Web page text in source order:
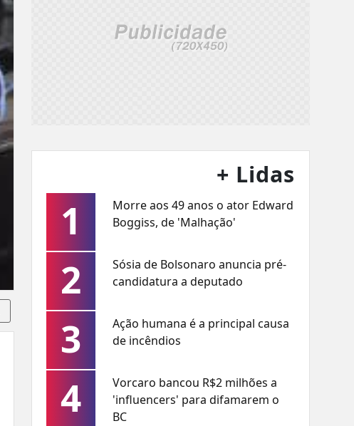
+ Lidas
1
Morre aos 49 anos o ator Edward
Boggiss, de 'Malhação'
2
Sósia de Bolsonaro anuncia pré-
candidatura a deputado
3
Ação humana é a principal causa
de incêndios
4
Vorcaro bancou R$2 milhões a
'influencers' para difamarem o
BC